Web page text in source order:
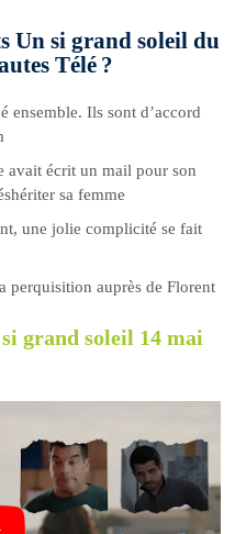
Un si grand soleil du
Télé ?
ensemble. Ils sont d’accord
avait écrit un mail pour son
sa femme
une jolie complicité se fait
perquisition auprès de Florent
grand soleil 14 mai